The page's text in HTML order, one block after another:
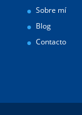
Sobre mí
Blog
Contacto